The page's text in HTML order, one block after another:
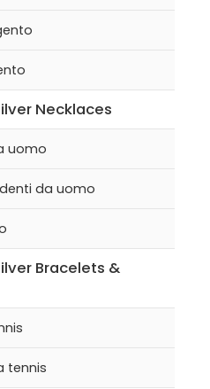
Necklaces
uomo
da uomo
Bracelets &
tennis